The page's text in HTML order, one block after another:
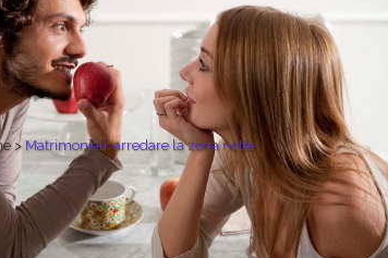
> Matrimoniali: arredare la zona notte